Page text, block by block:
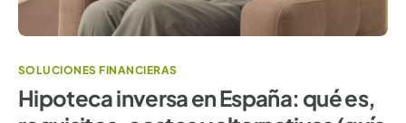
SOLUCIONES FINANCIERAS
Hipoteca inversa en España: qué es,